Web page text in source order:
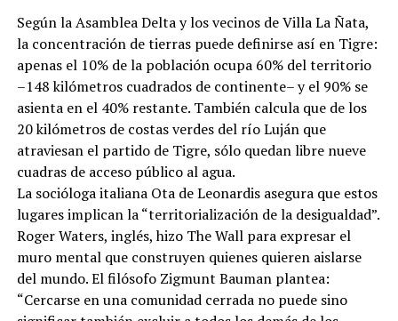
Según la Asamblea Delta y los vecinos de Villa La Ñata,
la concentración de tierras puede definirse así en Tigre:
apenas el 10% de la población ocupa 60% del territorio
–148 kilómetros cuadrados de continente– y el 90% se
asienta en el 40% restante. También calcula que de los
20 kilómetros de costas verdes del río Luján que
atraviesan el partido de Tigre, sólo quedan libre nueve
cuadras de acceso público al agua.
La socióloga italiana Ota de Leonardis asegura que estos
lugares implican la “territorialización de la desigualdad”.
Roger Waters, inglés, hizo The Wall para expresar el
muro mental que construyen quienes quieren aislarse
del mundo. El filósofo Zigmunt Bauman plantea:
“Cercarse en una comunidad cerrada no puede sino